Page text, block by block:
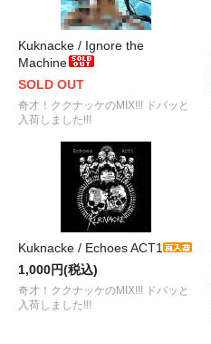
Kuknacke / Ignore the
Machine
SOLD OUT
奇才！ククナッケのMIX!!! ドバッと
入荷しました!!!
Kuknacke / Echoes ACT1
1,000円(税込)
奇才！ククナッケのMIX!!! ドバッと
入荷しました!!!